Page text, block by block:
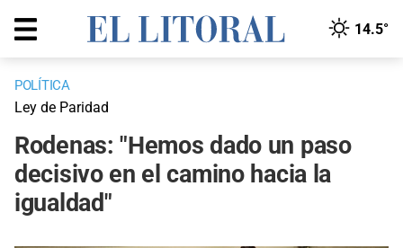
14.5°
POLÍTICA
Ley de Paridad
Rodenas: "Hemos dado un paso
decisivo en el camino hacia la
igualdad"